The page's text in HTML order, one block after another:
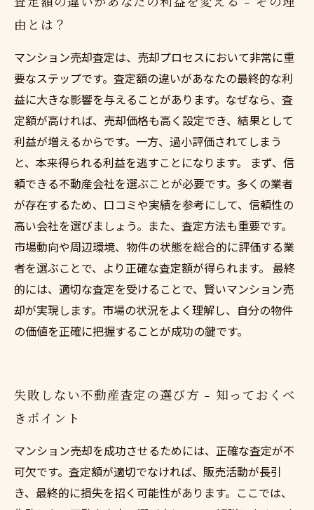
由とは？
マンション売却査定は、売却プロセスにおいて非常に重
要なステップです。査定額の違いがあなたの最終的な利
益に大きな影響を与えることがあります。なぜなら、査
定額が高ければ、売却価格も高く設定でき、結果として
利益が増えるからです。一方、過小評価されてしまう
と、本来得られる利益を逃すことになります。 まず、信
頼できる不動産会社を選ぶことが必要です。多くの業者
が存在するため、口コミや実績を参考にして、信頼性の
高い会社を選びましょう。また、査定方法も重要です。
市場動向や周辺環境、物件の状態を総合的に評価する業
者を選ぶことで、より正確な査定額が得られます。 最終
的には、適切な査定を受けることで、賢いマンション売
却が実現します。市場の状況をよく理解し、自分の物件
の価値を正確に把握することが成功の鍵です。
失敗しない不動産査定の選び方 - 知っておくべ
きポイント
マンション売却を成功させるためには、正確な査定が不
可欠です。査定額が適切でなければ、販売活動が長引
き、最終的に損失を招く可能性があります。ここでは、